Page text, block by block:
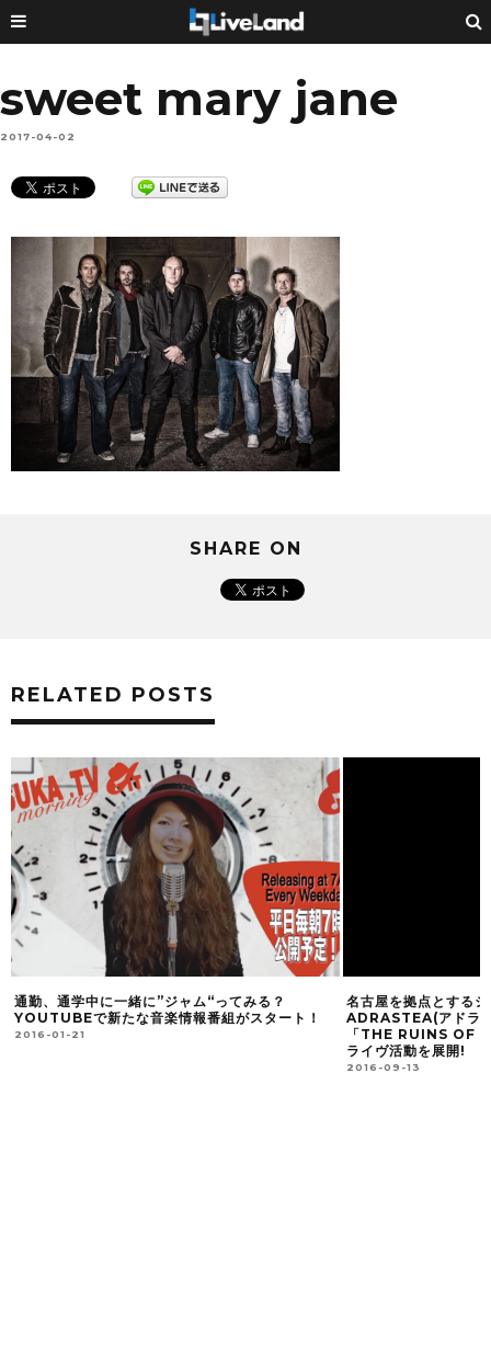
sweet mary jane
2017-04-02
SHARE ON
RELATED POSTS
通勤、通学中に一緒に”ジャム“ってみる？
YOUTUBEで新たな音楽情報番組がスタート！
2016-01-21
名古屋を拠点とする
ADRASTEA(アドラ
「THE RUINS OF
ライヴ活動を展開!
2016-09-13